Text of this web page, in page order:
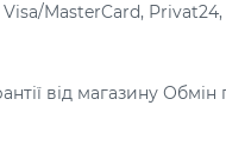
MasterCard,
від магазину